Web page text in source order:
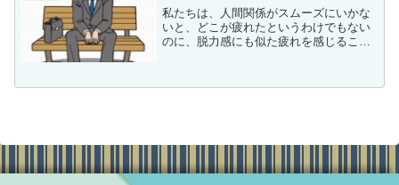
私たちは、人間関係がスムーズにいかな
いと、どこが疲れたというわけでもない
のに、脱力感にも似た疲れを感じること
のですが、心の疲れというより、一種の